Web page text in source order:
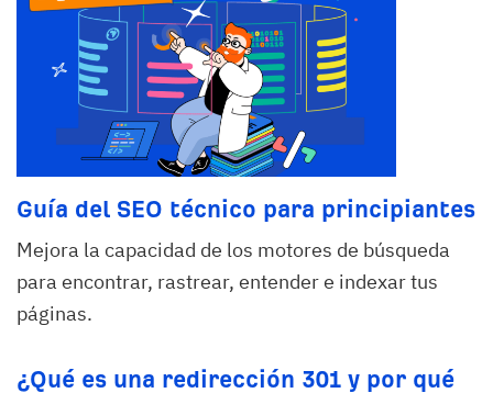
Guía del SEO técnico para principiantes
Mejora la capacidad de los motores de búsqueda
para encontrar, rastrear, entender e indexar tus
páginas.
¿Qué es una redirección 301 y por qué